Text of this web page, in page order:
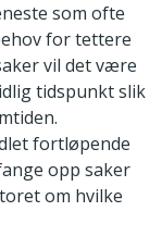
som ofte
for tettere
vil det være
tidspunkt slik
fortløpende
opp saker
om hvilke